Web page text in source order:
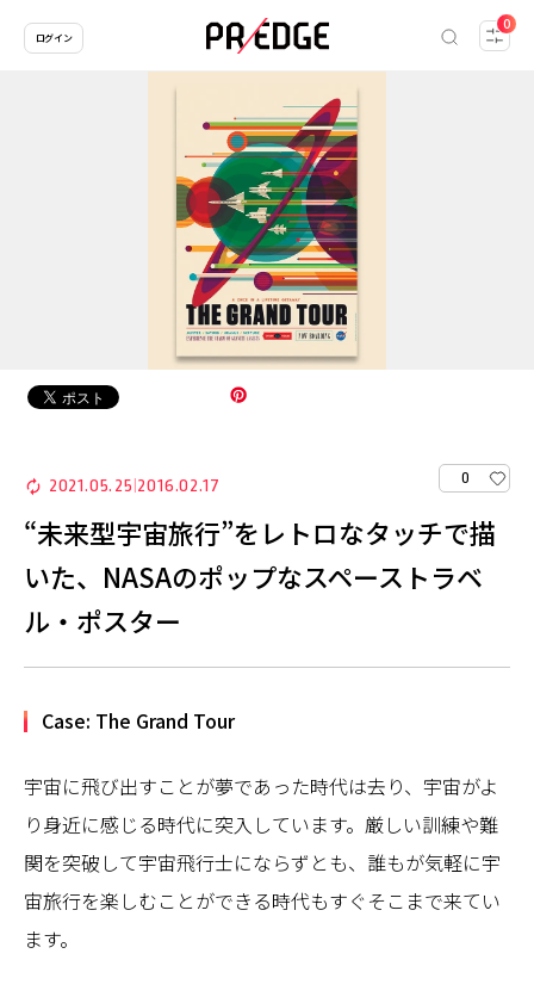
0
ログイン
2021.05.25 2016.02.17 0
“未来型宇宙旅行”をレトロなタッチで描
いた、NASAのポップなスペーストラベ
ル・ポスター
Case: The Grand Tour
宇宙に飛び出すことが夢であった時代は去り、宇宙がよ
り身近に感じる時代に突入しています。厳しい訓練や難
関を突破して宇宙飛行士にならずとも、誰もが気軽に宇
宙旅行を楽しむことができる時代もすぐそこまで来てい
ます。